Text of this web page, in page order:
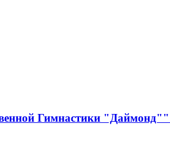
Гимнастики